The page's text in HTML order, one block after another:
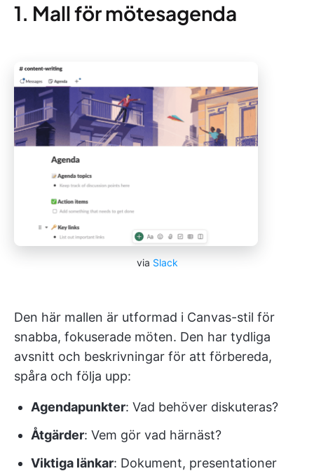
1. Mall för mötesagenda
via Slack
Den här mallen är utformad i Canvas-stil för
snabba, fokuserade möten. Den har tydliga
avsnitt och beskrivningar för att förbereda,
spåra och följa upp:
Agendapunkter: Vad behöver diskuteras?
Åtgärder: Vem gör vad härnäst?
Viktiga länkar: Dokument, presentationer